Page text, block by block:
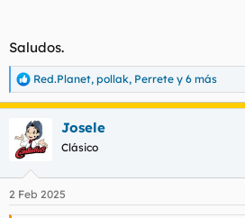
Saludos.
R
e
a
c
i
e
s
Red.Planet, pollak, Perrete y 6 más
Josele
Clásico
2 Feb 2025